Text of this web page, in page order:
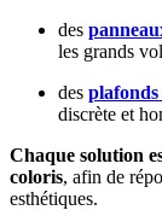
des
les grands
des plafonds
discrète et
Chaque solution
coloris, afin de
esthétiques.